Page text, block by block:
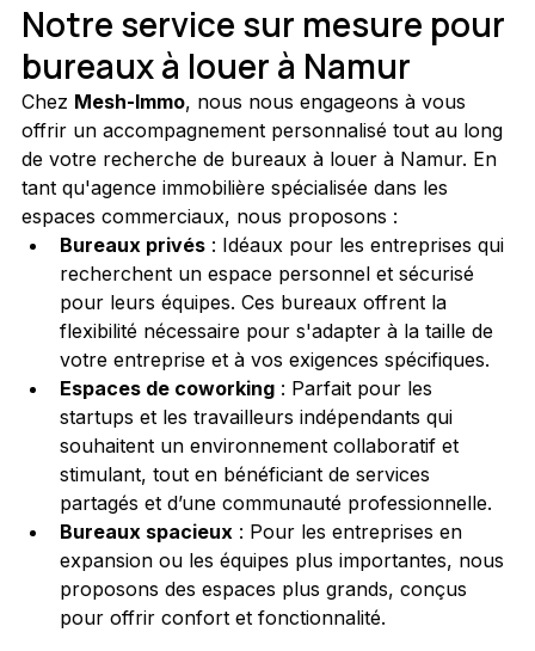
Notre service sur mesure pour
bureaux à louer à Namur
Chez Mesh-Immo, nous nous engageons à vous
offrir un accompagnement personnalisé tout au long
de votre recherche de bureaux à louer à Namur. En
tant qu'agence immobilière spécialisée dans les
espaces commerciaux, nous proposons :
Bureaux privés : Idéaux pour les entreprises qui
recherchent un espace personnel et sécurisé
pour leurs équipes. Ces bureaux offrent la
flexibilité nécessaire pour s'adapter à la taille de
votre entreprise et à vos exigences spécifiques.
Espaces de coworking : Parfait pour les
startups et les travailleurs indépendants qui
souhaitent un environnement collaboratif et
stimulant, tout en bénéficiant de services
partagés et d’une communauté professionnelle.
Bureaux spacieux : Pour les entreprises en
expansion ou les équipes plus importantes, nous
proposons des espaces plus grands, conçus
pour offrir confort et fonctionnalité.